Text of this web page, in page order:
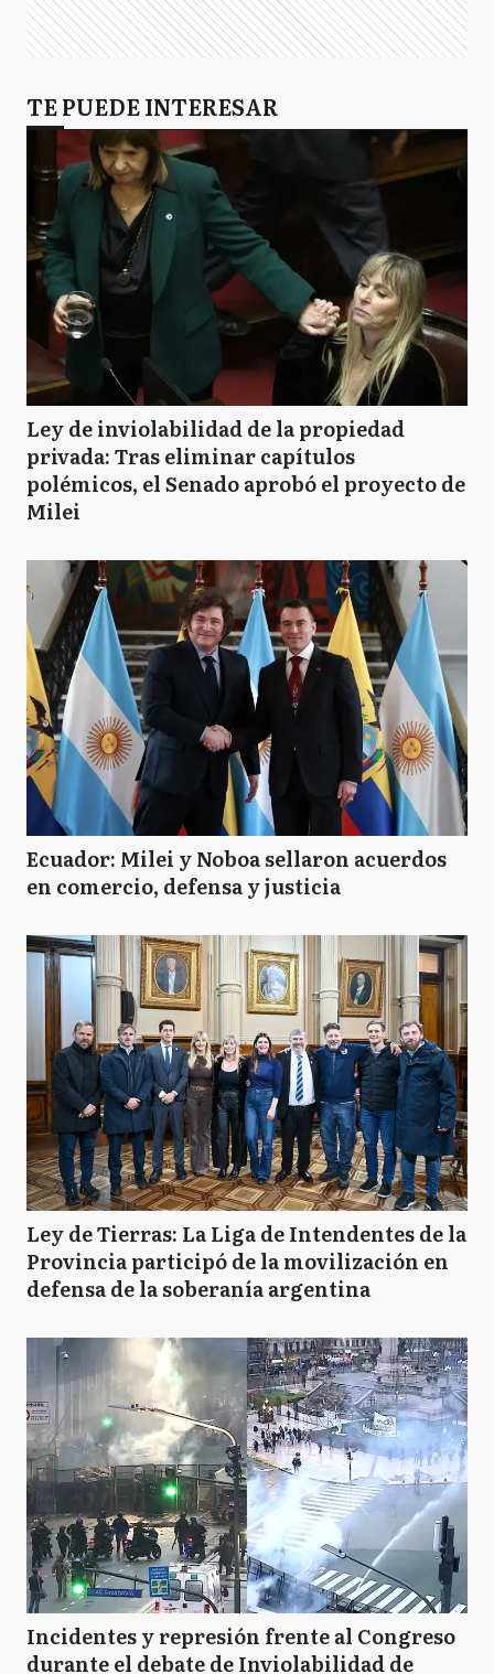
TE PUEDE INTERESAR
Ley de inviolabilidad de la propiedad
privada: Tras eliminar capítulos
polémicos, el Senado aprobó el proyecto de
Milei
Ecuador: Milei y Noboa sellaron acuerdos
en comercio, defensa y justicia
Ley de Tierras: La Liga de Intendentes de la
Provincia participó de la movilización en
defensa de la soberanía argentina
Incidentes y represión frente al Congreso
durante el debate de Inviolabilidad de